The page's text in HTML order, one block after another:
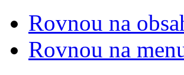
Rovnou na
Rovnou na